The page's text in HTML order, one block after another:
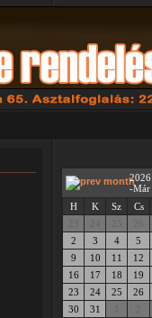
2026
-Már
H
K Sz Cs
2
3 4 5
9
10 11 12
16
17 18 19
23
24 25 26
30
31